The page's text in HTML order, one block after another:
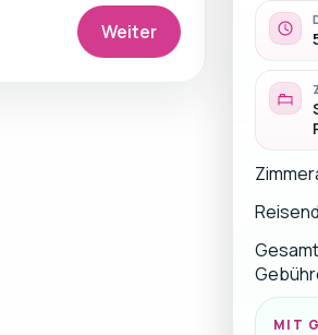
Weiter
MIT